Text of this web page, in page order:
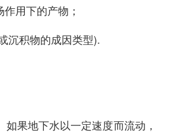
用下的产物；
沉积物的成因类型).
果地下水以一定速度而流动，